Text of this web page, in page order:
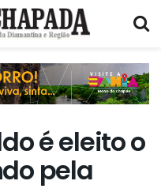
é eleito o
pela